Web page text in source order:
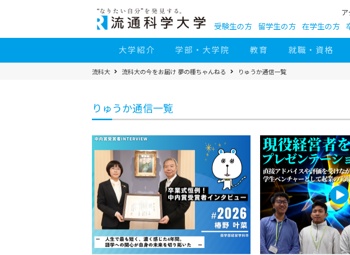
へ
受験生の方 留学生の方 在学生の方
大学紹介 学部・大学院 教育 就職・資格
パ
ン
ュ
ー
流科大 流科大の今をお届け 夢の種ちゃんねる りゅうか通信一覧
りゅうか通信一覧